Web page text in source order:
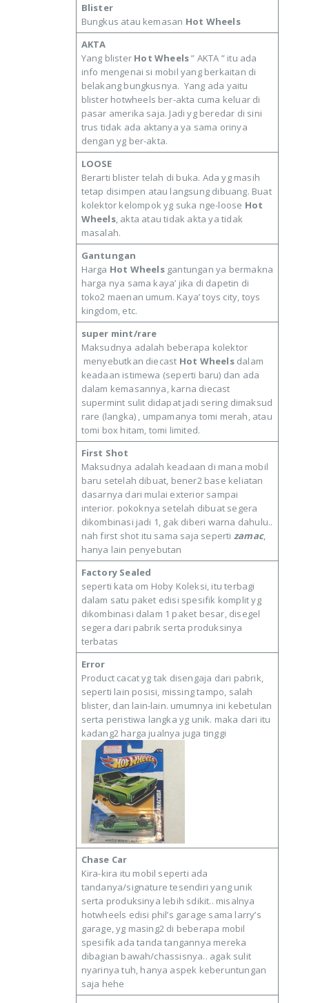
Blister
Bungkus atau kemasan Hot Wheels
AKTA
Yang blister Hot Wheels” AKTA ” itu ada
info mengenai si mobil yang berkaitan di
belakang bungkusnya. Yang ada yaitu
blister hotwheels ber-akta cuma keluar di
pasar amerika saja. Jadi yg beredar di sini
trus tidak ada aktanya ya sama orinya
dengan yg ber-akta.
LOOSE
Berarti blister telah di buka. Ada yg masih
tetap disimpen atau langsung dibuang. Buat
kolektor kelompok yg suka nge-loose Hot
Wheels, akta atau tidak akta ya tidak
masalah.
Gantungan
Harga Hot Wheelsgantungan ya bermakna
harga nya sama kaya’ jika di dapetin di
toko2 maenan umum. Kaya’ toys city, toys
kingdom, etc.
super mint/rare
Maksudnya adalah beberapa kolektor
menyebutkan diecast Hot Wheelsdalam
keadaan istimewa (seperti baru) dan ada
dalam kemasannya, karna diecast
supermint sulit didapat jadi sering dimaksud
rare (langka) , umpamanya tomi merah, atau
tomi box hitam, tomi limited.
First Shot
Maksudnya adalah keadaan di mana mobil
baru setelah dibuat, bener2 base keliatan
dasarnya dari mulai exterior sampai
interior. pokoknya setelah dibuat segera
dikombinasi jadi 1, gak diberi warna dahulu..
nah first shot itu sama saja seperti zamac,
hanya lain penyebutan
Factory Sealed
seperti kata om Hoby Koleksi, itu terbagi
dalam satu paket edisi spesifik komplit yg
dikombinasi dalam 1 paket besar, disegel
segera dari pabrik serta produksinya
terbatas
‎Error
Product cacat yg tak disengaja dari pabrik,
seperti lain posisi, missing tampo, salah
blister, dan lain-lain. umumnya ini kebetulan
serta peristiwa langka yg unik. maka dari itu
kadang2 harga jualnya juga tinggi
Chase Car
Kira-kira itu mobil seperti ada
tandanya/signature tesendiri yang unik
serta produksinya lebih sdikit.. misalnya
hotwheels edisi phil’s garage sama larry’s
garage, yg masing2 di beberapa mobil
spesifik ada tanda tangannya mereka
dibagian bawah/chassisnya.. agak sulit
nyarinya tuh, hanya aspek keberuntungan
saja hehe